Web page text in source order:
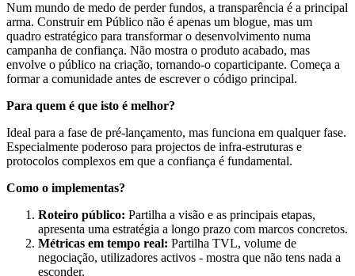
Num mundo de medo de perder fundos, a transparência é a principal
arma. Construir em Público não é apenas um blogue, mas um
quadro estratégico para transformar o desenvolvimento numa
campanha de confiança. Não mostra o produto acabado, mas
envolve o público na criação, tornando-o coparticipante. Começa a
formar a comunidade antes de escrever o código principal.
Para quem é que isto é melhor?
Ideal para a fase de pré-lançamento, mas funciona em qualquer fase.
Especialmente poderoso para projectos de infra-estruturas e
protocolos complexos em que a confiança é fundamental.
Como o implementas?
Roteiro público: Partilha a visão e as principais etapas,
apresenta uma estratégia a longo prazo com marcos concretos.
Métricas em tempo real: Partilha TVL, volume de
negociação, utilizadores activos - mostra que não tens nada a
esconder.